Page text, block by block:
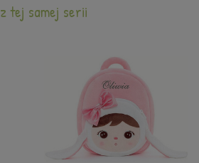
z tej samej serii